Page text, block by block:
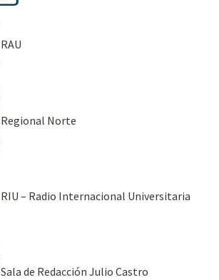
RAU
Regional Norte
RIU – Radio Internacional Universitaria
Sala de Redacción Julio Castro